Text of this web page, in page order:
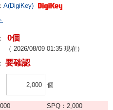
A(DigiKey)
0個
（ 2026/08/09 01:35 現在）
要確認
個
SPQ：2,000